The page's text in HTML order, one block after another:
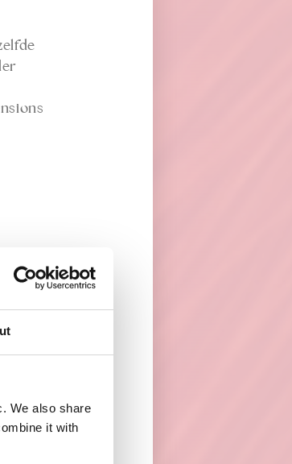
We also share
it with
8